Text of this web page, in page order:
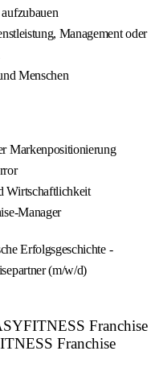
Management oder
Menschen
Markenpositionierung
Wirtschaftlichkeit
Manager
Erfolgsgeschichte -
(m/w/d)
Franchise
Franchise